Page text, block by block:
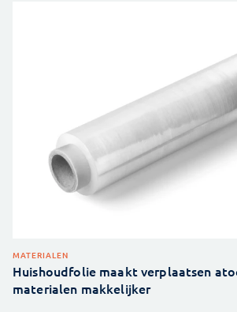
MATERIALEN
Huishoudfolie maakt verplaatsen
materialen makkelijker